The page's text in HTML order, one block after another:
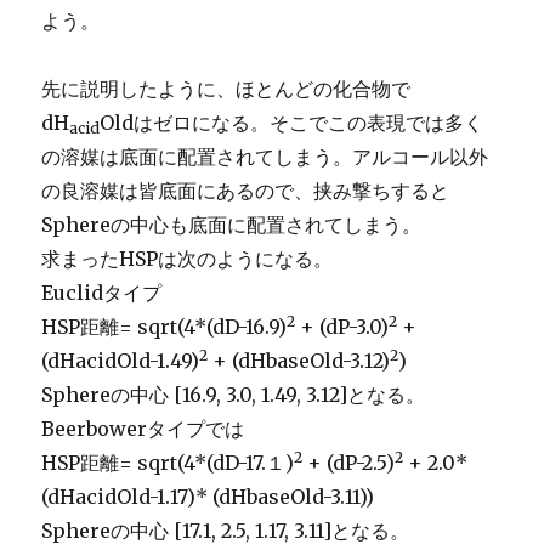
よう。
先に説明したように、ほとんどの化合物で
dHacidOldはゼロになる。そこでこの表現では多く
の溶媒は底面に配置されてしまう。アルコール以外
の良溶媒は皆底面にあるので、挟み撃ちすると
Sphereの中心も底面に配置されてしまう。
求まったHSPは次のようになる。
Euclidタイプ
HSP距離= sqrt(4*(dD-16.9)2 + (dP-3.0)2 +
(dHacidOld-1.49)2 + (dHbaseOld-3.12)2)
Sphereの中心 [16.9, 3.0, 1.49, 3.12]となる。
Beerbowerタイプでは
HSP距離= sqrt(4*(dD-17.１)2 + (dP-2.5)2 + 2.0*
(dHacidOld-1.17)* (dHbaseOld-3.11))
Sphereの中心 [17.1, 2.5, 1.17, 3.11]となる。